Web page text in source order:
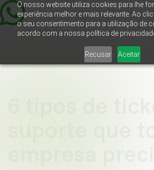
O nosso website utiliza cookies para lhe
experiência melhor e mais relevante. Ao
o seu consentimento para a utilização de
acordo com a nossa política de
Recusar Aceitar